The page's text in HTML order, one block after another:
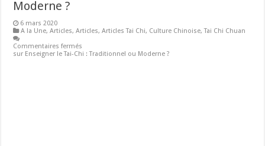
Moderne ?
6 mars 2020
A la Une,Articles,Articles,Articles Tai Chi, Culture Chinoise,Tai Chi Chuan
Commentaires fermés
sur Enseigner le Tai-Chi : Traditionnel ou Moderne ?